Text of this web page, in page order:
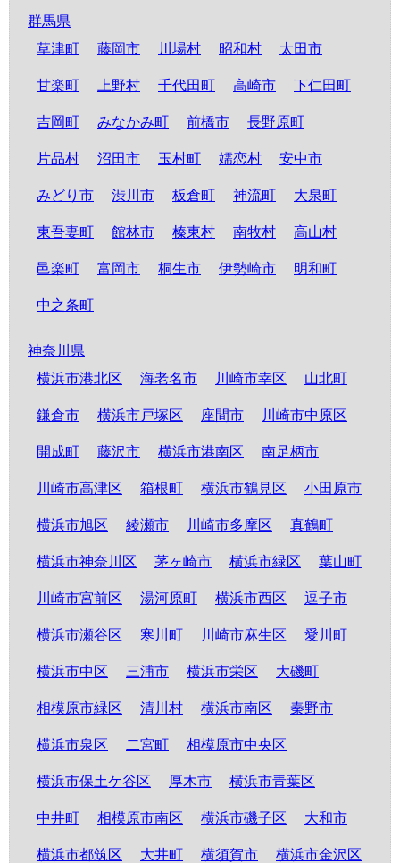
群馬県
草津町
藤岡市 川場村 昭和村 太田市
甘楽町 上野村 千代田町 高崎市 下仁田町
吉岡町 みなかみ町 前橋市 長野原町
片品村 沼田市 玉村町 嬬恋村 安中市
みどり市 渋川市 板倉町 神流町 大泉町
東吾妻町 館林市 榛東村 南牧村 高山村
邑楽町 富岡市 桐生市 伊勢崎市 明和町
中之条町
神奈川県
横浜市港北区
海老名市 川崎市幸区 山北町
鎌倉市 横浜市戸塚区 座間市 川崎市中原区
開成町 藤沢市 横浜市港南区 南足柄市
川崎市高津区 箱根町 横浜市鶴見区 小田原市
横浜市旭区 綾瀬市 川崎市多摩区 真鶴町
横浜市神奈川区 茅ヶ崎市 横浜市緑区 葉山町
川崎市宮前区 湯河原町 横浜市西区 逗子市
横浜市瀬谷区 寒川町 川崎市麻生区 愛川町
横浜市中区 三浦市 横浜市栄区 大磯町
相模原市緑区 清川村 横浜市南区 秦野市
横浜市泉区 二宮町 相模原市中央区
横浜市保土ケ谷区 厚木市 横浜市青葉区
中井町 相模原市南区 横浜市磯子区 大和市
横浜市都筑区 大井町 横須賀市 横浜市金沢区